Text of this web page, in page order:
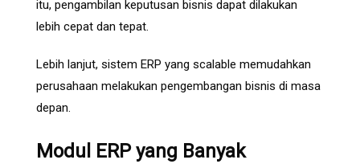
itu, pengambilan keputusan bisnis dapat dilakukan
lebih cepat dan tepat.
Lebih lanjut, sistem ERP yang scalable memudahkan
perusahaan melakukan pengembangan bisnis di masa
depan.
Modul ERP yang Banyak